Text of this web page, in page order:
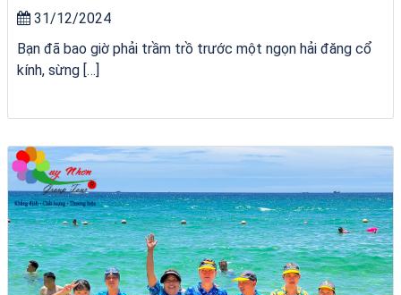
31/12/2024
Bạn đã bao giờ phải trầm trồ trước một ngọn hải đăng cổ
kính, sừng […]
chèo SUP tại Quy Nhơn